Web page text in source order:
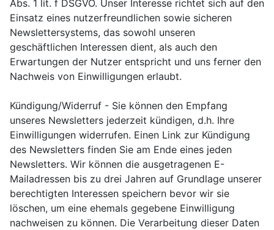
Abs. 1 lit. f DSGVO. Unser Interesse richtet sich auf den
Einsatz eines nutzerfreundlichen sowie sicheren
Newslettersystems, das sowohl unseren
geschäftlichen Interessen dient, als auch den
Erwartungen der Nutzer entspricht und uns ferner den
Nachweis von Einwilligungen erlaubt.
Kündigung/Widerruf - Sie können den Empfang
unseres Newsletters jederzeit kündigen, d.h. Ihre
Einwilligungen widerrufen. Einen Link zur Kündigung
des Newsletters finden Sie am Ende eines jeden
Newsletters. Wir können die ausgetragenen E-
Mailadressen bis zu drei Jahren auf Grundlage unserer
berechtigten Interessen speichern bevor wir sie
löschen, um eine ehemals gegebene Einwilligung
nachweisen zu können. Die Verarbeitung dieser Daten